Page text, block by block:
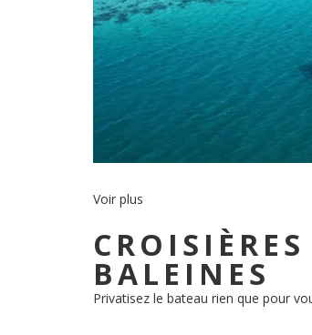
Voir plus
CROISIÈRES
BALEINES
Privatisez le bateau rien que pour